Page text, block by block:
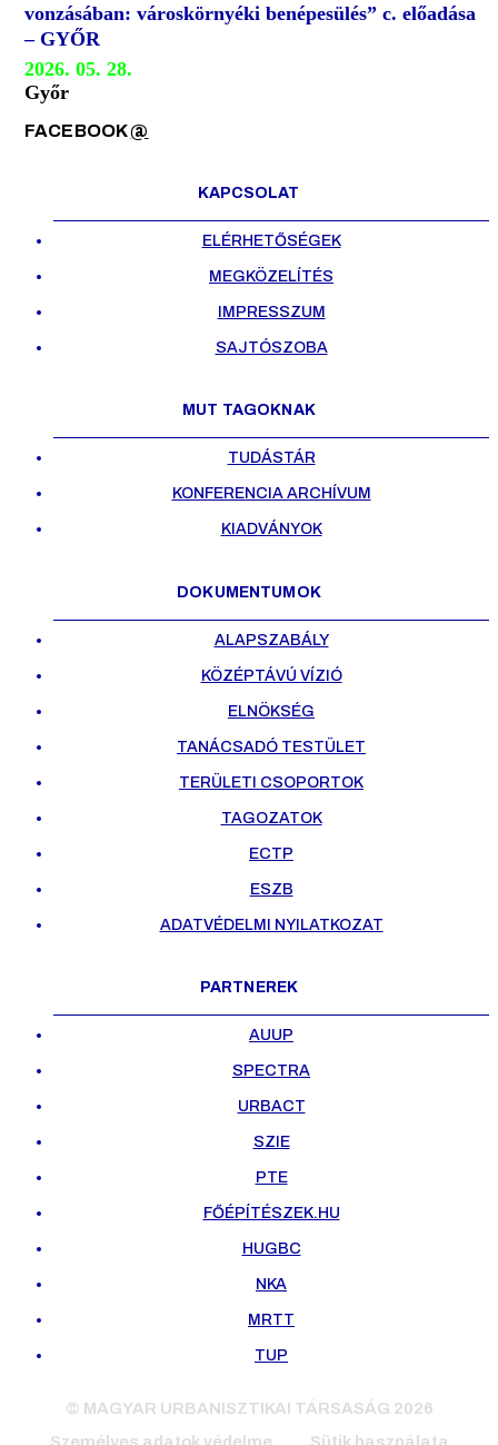
vonzásában: városkörnyéki benépesülés” c. előadása
– GYŐR
2026. 05. 28.
Győr
FACEBOOK@
KAPCSOLAT
ELÉRHETŐSÉGEK
MEGKÖZELÍTÉS
IMPRESSZUM
SAJTÓSZOBA
MUT TAGOKNAK
TUDÁSTÁR
KONFERENCIA ARCHÍVUM
KIADVÁNYOK
DOKUMENTUMOK
ALAPSZABÁLY
KÖZÉPTÁVÚ VÍZIÓ
ELNÖKSÉG
TANÁCSADÓ TESTÜLET
TERÜLETI CSOPORTOK
TAGOZATOK
ECTP
ESZB
ADATVÉDELMI NYILATKOZAT
PARTNEREK
AUUP
SPECTRA
URBACT
SZIE
PTE
FŐÉPÍTÉSZEK.HU
HUGBC
NKA
MRTT
TUP
© MAGYAR URBANISZTIKAI TÁRSASÁG 2026